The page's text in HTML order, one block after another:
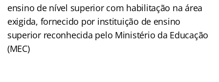
ensino de nível superior com habilitação na área
exigida, fornecido por instituição de ensino
superior reconhecida pelo Ministério da Educação
(MEC)